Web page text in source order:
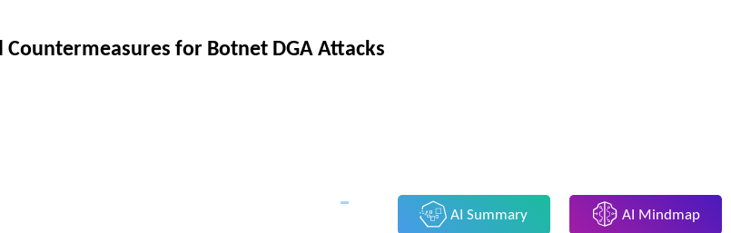
for Botnet DGA Attacks
AI Summary AI Mindmap